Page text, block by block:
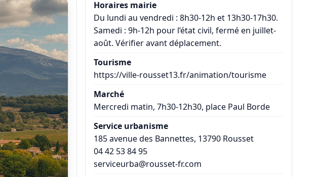
Horaires mairie
Du lundi au vendredi : 8h30-12h et 13h30-17h30.
Samedi : 9h-12h pour l’état civil, fermé en juillet-
août. Vérifier avant déplacement.
Tourisme
https://ville-rousset13.fr/animation/tourisme
Marché
Mercredi matin, 7h30-12h30, place Paul Borde
Service urbanisme
185 avenue des Bannettes, 13790 Rousset
04 42 53 84 95
serviceurba@rousset-fr.com